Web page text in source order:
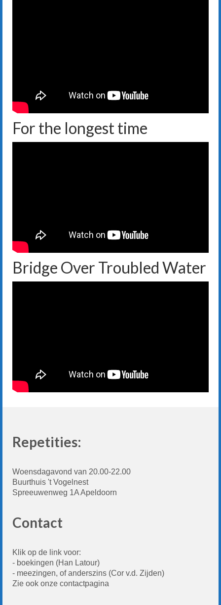
For the longest time
Bridge Over Troubled Water
Repetities:
Woensdagavond van 20.00-22.00
Buurthuis 't Vogelnest
Spreeuwenweg 1A Apeldoorn
Contact
Klik op de link voor:
- boekingen (Han Latour)
- meezingen, of anderszins (Cor v.d. Zijden)
Zie ook onze contactpagina